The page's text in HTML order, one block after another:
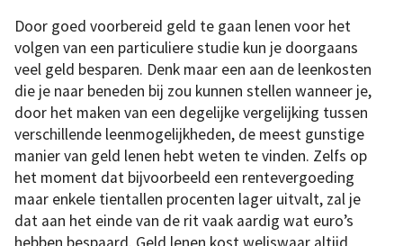
Door goed voorbereid geld te gaan lenen voor het
volgen van een particuliere studie kun je doorgaans
veel geld besparen. Denk maar een aan de leenkosten
die je naar beneden bij zou kunnen stellen wanneer je,
door het maken van een degelijke vergelijking tussen
verschillende leenmogelijkheden, de meest gunstige
manier van geld lenen hebt weten te vinden. Zelfs op
het moment dat bijvoorbeeld een rentevergoeding
maar enkele tientallen procenten lager uitvalt, zal je
dat aan het einde van de rit vaak aardig wat euro’s